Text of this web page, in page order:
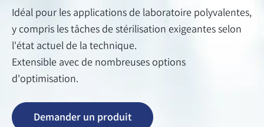
Idéal pour les applications de laboratoire polyvalentes,
y compris les tâches de stérilisation exigeantes selon
l'état actuel de la technique.
Extensible avec de nombreuses options
d'optimisation.
Demander un produit